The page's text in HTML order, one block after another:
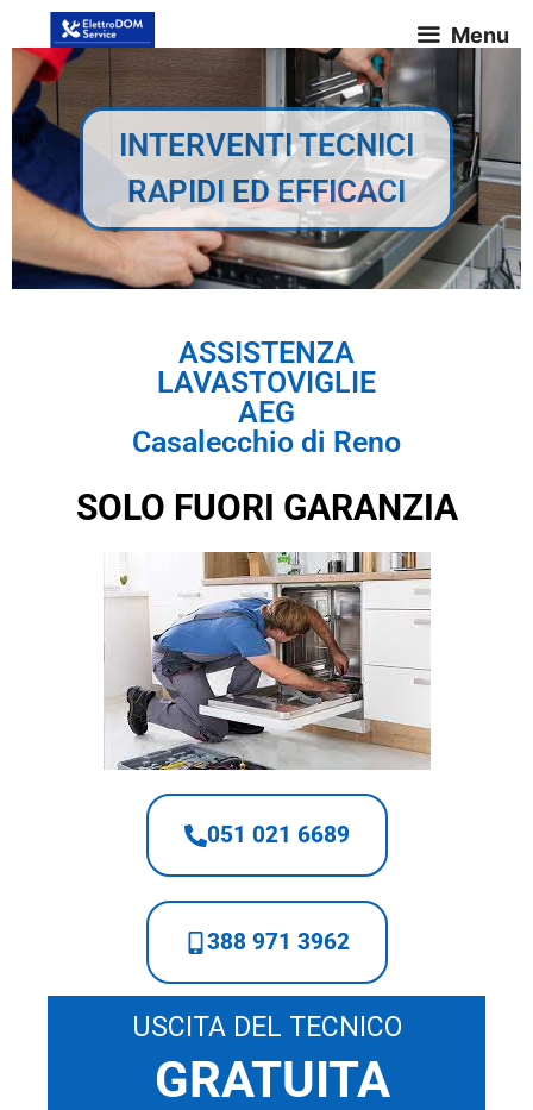
Menu
INTERVENTI TECNICI
RAPIDI ED EFFICACI
ASSISTENZA
LAVASTOVIGLIE
AEG
Casalecchio di Reno
SOLO FUORI GARANZIA
051 021 6689
388 971 3962
USCITA DEL TECNICO
GRATUITA